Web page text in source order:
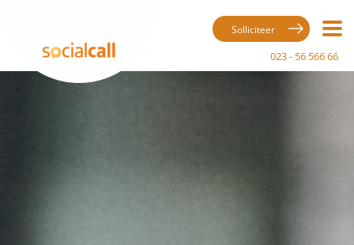
Solliciteer
023 - 56 566 66